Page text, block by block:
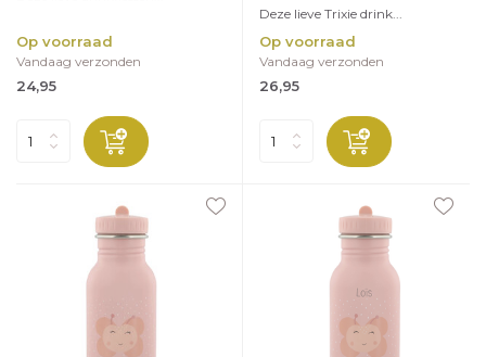
Op voorraad
Vandaag verzonden
24,95
Deze lieve Trixie drink...
Op voorraad
Vandaag verzonden
26,95